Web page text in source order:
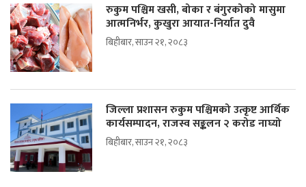
रुकुम पश्चिम खसी, बोका र बंगुरकोको मासुमा
आत्मनिर्भर, कुखुरा आयात-निर्यात दुवै
बिहीबार, साउन २१, २०८३
जिल्ला प्रशासन रुकुम पश्चिमको उत्कृष्ट आर्थिक
कार्यसम्पादन, राजस्व सङ्कलन २ करोड नाघ्यो
बिहीबार, साउन २१, २०८३